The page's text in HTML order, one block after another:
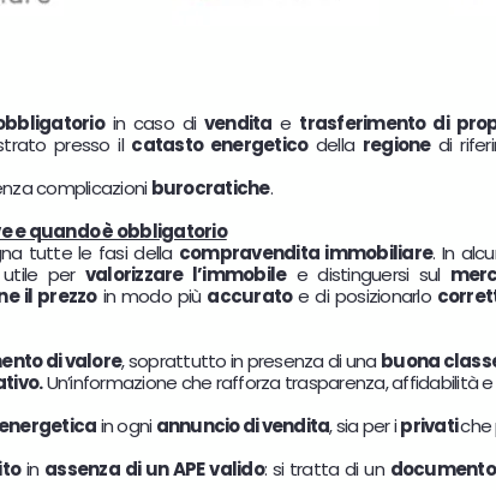
in caso di vendita e trasferimento di
presso il catasto energeticodella regionedi
complicazioni burocratiche.
e quando è obbligatorio
tutte le fasi della compravendita immobiliare. In
per valorizzare l’immobilee distinguersi sul
il prezzoin modo più accuratoe di posizionarlo
di valore, soprattutto in presenza di una buona
Un’informazione che rafforza trasparenza, affidabilità e
in ogni annuncio di vendita, sia per iprivatiche
in assenza di un APE valido: si tratta di un